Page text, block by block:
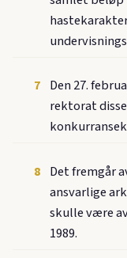
7 Den 27.
rektorat
8 Det fremgår
ansvarlige
skulle være
1989.